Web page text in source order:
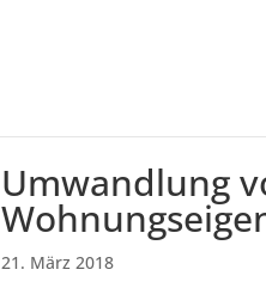
Umwandlung
21. März 2018